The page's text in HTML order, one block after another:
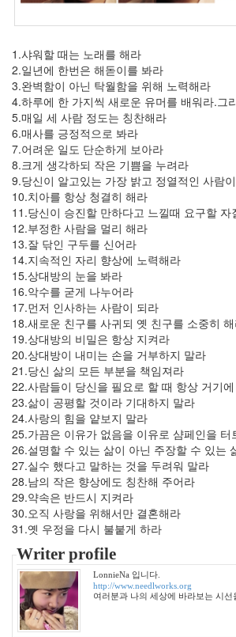
1.샤워할 때는 노래를 해라
2.일년에 한번은 해돋이를 봐라
3.완벽함이 아닌 탁월함을 위해 노력해라
4.하루에 한 가지씩 새로운 유머를 배워라.그
5.매일 세 사람 정도는 칭찬해라
6.매사를 긍정적으로 봐라
7.어려운 일도 단순하게 보아라
8.크게 생각하되 작은 기쁨을 누려라
9.당신이 알고있는 가장 밝고 정열적인 사람
10.치아를 항상 청결히 해라
11.당신이 승진할 만하다고 느낄때 요구할 자
12.부정한 사람을 멀리 해라
13.잘 닦인 구두를 신어라
14.지속적인 자리 향상에 노력해라
15.상대방의 눈을 봐라
16.악수를 굳게 나누어라
17.먼저 인사하는 사람이 되라
18.새로운 친구를 사귀되 옛 친구를 소중히
19.상대방의 비밀은 항상 지켜라
20.상대방이 내미는 손을 거부하지 말라
21.당신 삶의 모든 부분을 책임져라
22.사람들이 당신을 필요로 할 때 항상 거기
23.삶이 공평할 것이라 기대하지 말라
24.사랑의 힘을 얕보지 말라
25.가끔은 이유가 없음을 이유로 샴페인을 터
26.설명할 수 있는 삶이 아닌 주장할 수 있는
27.실수 했다고 말하는 것을 두려워 말라
28.남의 작은 향상에도 칭찬해 주어라
29.약속은 반드시 지켜라
30.오직 사랑을 위해서만 결혼해라
31.옛 우정을 다시 불붙게 하라
Writer profile
LonnieNa 입니다.
http://www.needlworks.org
여러분과 나의 세상에 바라보는 시선
월
2007
년
6
월
3
2007
년
7
월
11
2007
년
8
월
3
2007
년
9
월
5
2007
년
10
월
5
2007
년
11
월
6
2007
년
12
월
3
2008
년